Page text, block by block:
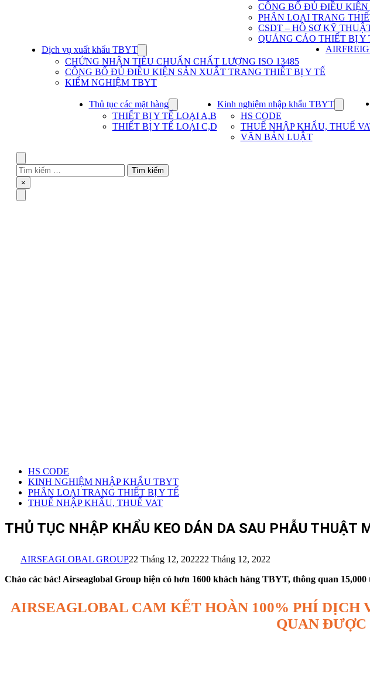
vụ
nhập
khẩu
TBYT
CÔNG BỐ ĐỦ ĐIỀU
PHÂN LOẠI TRANG
CSDT – HỒ SƠ KỸ
QUẢNG CÁO THIẾT BỊ Y
Dịch vụ xuất khẩu TBYT
submenu
for
Dịch
vụ
khẩu
TBYT
CHỨNG NHẬN TIÊU CHUẨN CHẤT LƯỢNG ISO 13485
CÔNG BỐ ĐỦ ĐIỀU KIỆN SẢN XUẤT TRANG THIẾT BỊ Y TẾ
KIỂM NGHIỆM TBYT
Thủ tục các mặt hàng
submenu
for
Thủ
THIẾT BỊ Y TẾ LOẠI A,B
THIẾT BỊ Y TẾ LOẠI C,D
Kinh nghiệm nhập khẩu TBYT
submenu
for
Kinh
HS CODE
THUẾ NHẬP KHẨU, THUẾ
VĂN BẢN LUẬT
Tìm
kiếm
cho:
Close
×
HS CODE
KINH NGHIỆM NHẬP KHẨU TBYT
PHÂN LOẠI TRANG THIẾT BỊ Y TẾ
THUẾ NHẬP KHẨU, THUẾ VAT
THỦ TỤC NHẬP KHẨU KEO DÁN DA SAU PHẪU
AIRSEAGLOBAL GROUP22 Tháng 12, 202222 Tháng 12, 2022
Chào các bác! Airseaglobal Group hiện có hơn 1600 khách hàng TBYT, thông quan
AIRSEAGLOBAL CAM KẾT HOÀN 100% PHÍ DỊCH
QUAN